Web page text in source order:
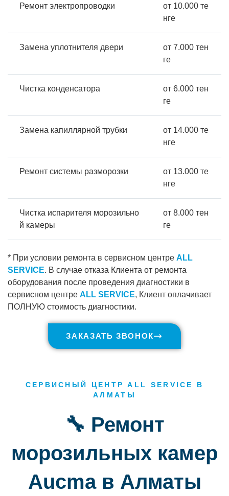
Ремонт электропроводки
от 10.000 те
нге
Замена уплотнителя двери
от 7.000 тен
ге
Чистка конденсатора
от 6.000 тен
ге
Замена капиллярной трубки
от 14.000 те
нге
Ремонт системы разморозки
от 13.000 те
нге
Чистка испарителя морозильно
й камеры
от 8.000 тен
ге
* При условии ремонта в сервисном центре ALL
SERVICE. В случае отказа Клиента от ремонта
оборудования после проведения диагностики в
сервисном центре ALL SERVICE, Клиент оплачивает
ПОЛНУЮ стоимость диагностики.
ЗАКАЗАТЬ ЗВОНОК
СЕРВИСНЫЙ ЦЕНТР ALL SERVICE В
АЛМАТЫ
🔧 Ремонт
морозильных камер
Aucma в Алматы